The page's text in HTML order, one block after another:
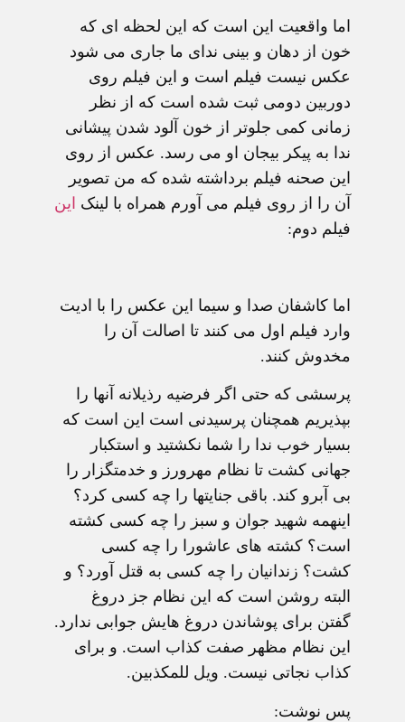
اما واقعیت این است که این لحظه ای که
خون از دهان و بینی ندای ما جاری می شود
عکس نیست فیلم است و این فیلم روی
دوربین دومی ثبت شده است که از نظر
زمانی کمی جلوتر از خون آلود شدن پیشانی
ندا به پیکر بیجان او می رسد. عکس از روی
این صحنه فیلم برداشته شده که من تصویر
آن را از روی فیلم می آورم همراه با لینک این
فیلم دوم:
اما کاشفان صدا و سیما این عکس را با ادیت
وارد فیلم اول می کنند تا اصالت آن را
مخدوش کنند.
پرسشی که حتی اگر فرضیه رذیلانه آنها را
بپذیریم همچنان پرسیدنی است این است که
بسیار خوب ندا را شما نکشتید و استکبار
جهانی کشت تا نظام مهرورز و خدمتگزار را
بی آبرو کند. باقی جنایتها را چه کسی کرد؟
اینهمه شهید جوان و سبز را چه کسی کشته
است؟ کشته های عاشورا را چه کسی
کشت؟ زندانیان را چه کسی به قتل آورد؟ و
البته روشن است که این نظام جز دروغ
گفتن برای پوشاندن دروغ هایش جوابی ندارد.
این نظام مظهر صفت کذاب است. و برای
کذاب نجاتی نیست. ویل للمکذبین.
پس نوشت: